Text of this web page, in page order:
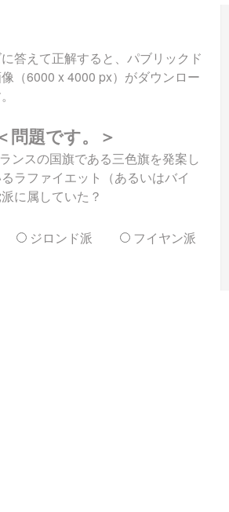
答えて正解すると、パブリックド
（6000 x 4000 px）がダウンロー
問題です。＞
ンスの国旗である三色旗を発案し
ラファイエット（あるいはバイ
に属していた？
ジロンド派 フイヤン派